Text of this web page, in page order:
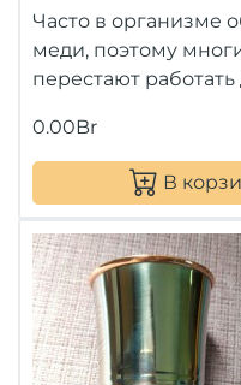
Часто в организме
меди, поэтому
перестают
0.00Br
В